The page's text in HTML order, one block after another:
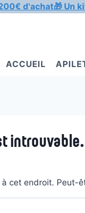
d'achat🎁 Un
ACCUEIL
introuvable.
cet endroit. Peut-